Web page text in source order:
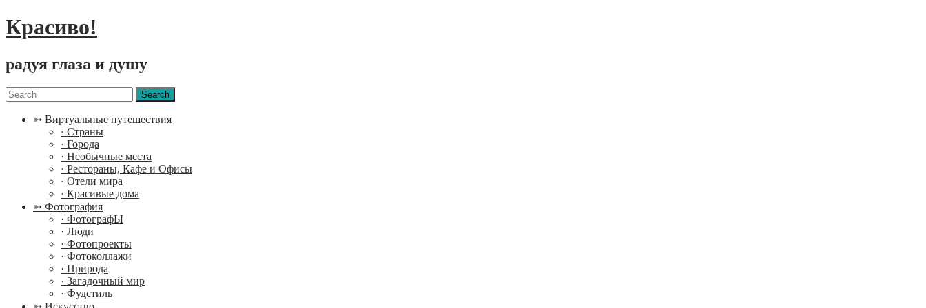
Красиво!
радуя глаза и душу
Menu
Search
for:
➳ Виртуальные путешествия
· Страны
· Города
· Необычные места
· Рестораны, Кафе и Офисы
· Отели мира
· Красивые дома
➳ Фотография
· ФотографЫ
· Люди
· Фотопроекты
· Фотоколлажи
· Природа
· Загадочный мир
· Фудстиль